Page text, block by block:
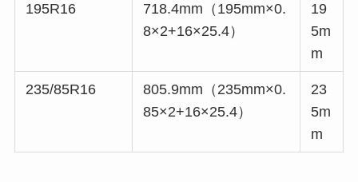
195R16
718.4mm（195mm×0.
8×2+16×25.4）
19
5m
m
235/85R16
805.9mm（235mm×0.
85×2+16×25.4）
23
5m
m